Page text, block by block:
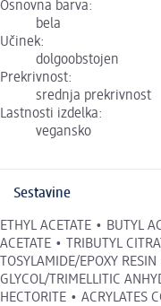
Osnovna barva:
bela
Učinek:
dolgoobstojen
Prekrivnost:
srednja prekrivnost
Lastnosti izdelka:
vegansko
Sestavine
ETHYL ACETATE • BUTYL
ACETATE • TRIBUTYL
TOSYLAMIDE/EPOXY
GLYCOL/TRIMELLITIC
HECTORITE • ACRYLATES